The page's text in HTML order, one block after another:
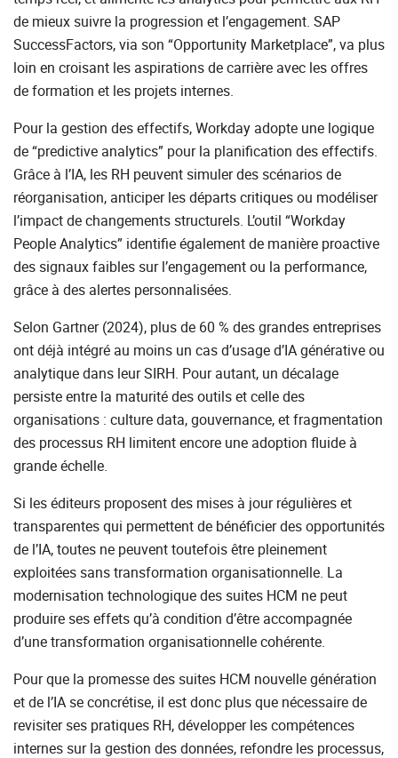
de mieux suivre la progression et l’engagement. SAP
SuccessFactors, via son “Opportunity Marketplace”, va plus
loin en croisant les aspirations de carrière avec les offres
de formation et les projets internes.
Pour la gestion des effectifs, Workday adopte une logique
de “predictive analytics” pour la planification des effectifs.
Grâce à l’IA, les RH peuvent simuler des scénarios de
réorganisation, anticiper les départs critiques ou modéliser
l’impact de changements structurels. L’outil “Workday
People Analytics” identifie également de manière proactive
des signaux faibles sur l’engagement ou la performance,
grâce à des alertes personnalisées.
Selon Gartner (2024), plus de 60 % des grandes entreprises
ont déjà intégré au moins un cas d’usage d’IA générative ou
analytique dans leur SIRH. Pour autant, un décalage
persiste entre la maturité des outils et celle des
organisations : culture data, gouvernance, et fragmentation
des processus RH limitent encore une adoption fluide à
grande échelle.
Si les éditeurs proposent des mises à jour régulières et
transparentes qui permettent de bénéficier des opportunités
de l’IA, toutes ne peuvent toutefois être pleinement
exploitées sans transformation organisationnelle. La
modernisation technologique des suites HCM ne peut
produire ses effets qu’à condition d’être accompagnée
d’une transformation organisationnelle cohérente.
Pour que la promesse des suites HCM nouvelle génération
et de l’IA se concrétise, il est donc plus que nécessaire de
revisiter ses pratiques RH, développer les compétences
internes sur la gestion des données, refondre les processus,